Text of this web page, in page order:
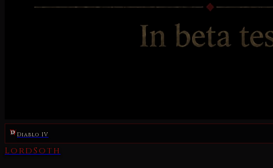
Diablo IV
LordSoth